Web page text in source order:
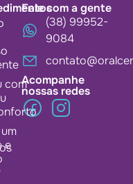
com
e
Fale com a gente
(38) 99952-
9084
Acompanhe
nossas redes